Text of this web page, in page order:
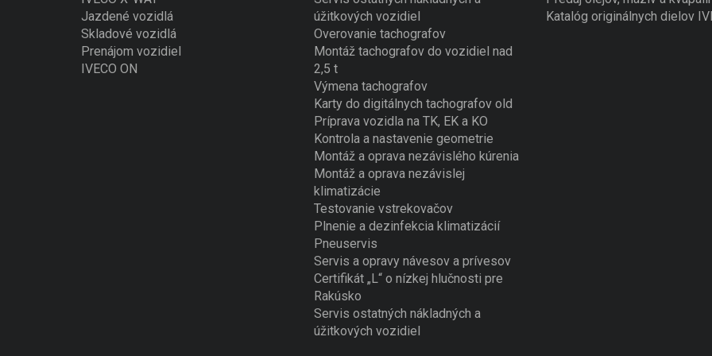
Jazdené vozidlá
Skladové vozidlá
Prenájom vozidiel
IVECO ON
úžitkových vozidiel
Overovanie tachografov
Montáž tachografov do vozidiel nad
2,5 t
Výmena tachografov
Karty do digitálnych tachografov old
Príprava vozidla na TK, EK a KO
Kontrola a nastavenie geometrie
Montáž a oprava nezávislého kúrenia
Montáž a oprava nezávislej
klimatizácie
Testovanie vstrekovačov
Plnenie a dezinfekcia klimatizácií
Pneuservis
Servis a opravy návesov a prívesov
Certifikát „L“ o nízkej hlučnosti pre
Rakúsko
Servis ostatných nákladných a
úžitkových vozidiel
Katalóg originálnych dielov